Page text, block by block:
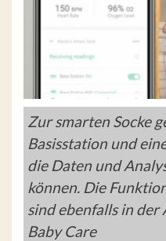
Zur smarten Socke
Basisstation und
die Daten und
können. Die
sind ebenfalls in
Baby Care